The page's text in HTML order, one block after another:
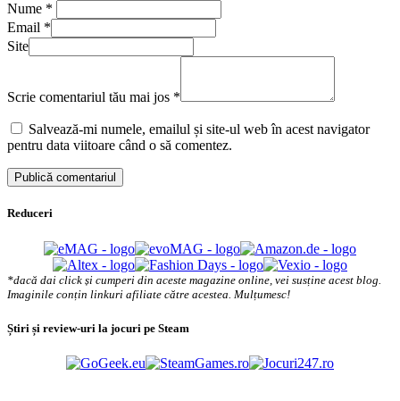
Nume *
Email *
Site
Scrie comentariul tău mai jos *
Salvează-mi numele, emailul și site-ul web în acest navigator
pentru data viitoare când o să comentez.
Reduceri
*dacă dai click și cumperi din aceste magazine online, vei susține acest blog.
Imaginile conțin linkuri afiliate către acestea. Mulțumesc!
Știri și review-uri la jocuri pe Steam